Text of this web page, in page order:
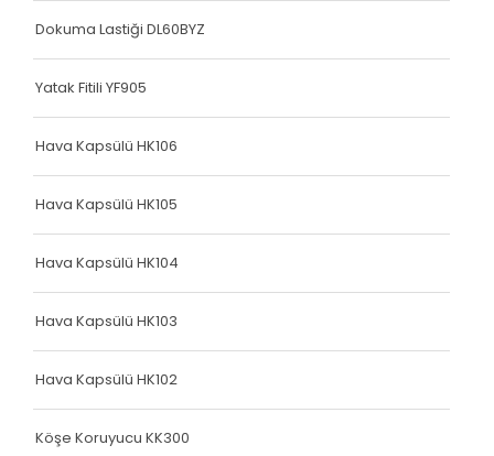
Dokuma Lastiği DL60BYZ
Yatak Fitili YF905
Hava Kapsülü HK106
Hava Kapsülü HK105
Hava Kapsülü HK104
Hava Kapsülü HK103
Hava Kapsülü HK102
Köşe Koruyucu KK300